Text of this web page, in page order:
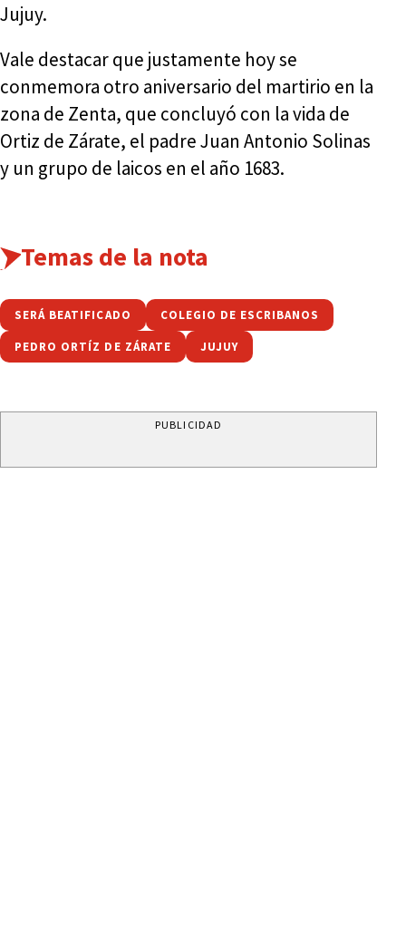
Jujuy.
Vale destacar que justamente hoy se
conmemora otro aniversario del martirio en la
zona de Zenta, que concluyó con la vida de
Ortiz de Zárate, el padre Juan Antonio Solinas
y un grupo de laicos en el año 1683.
Temas de la nota
SERÁ BEATIFICADO COLEGIO DE ESCRIBANOS
PEDRO ORTÍZ DE ZÁRATE JUJUY
PUBLICIDAD